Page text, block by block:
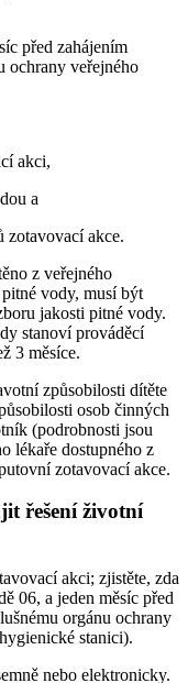
před zahájením
ochrany veřejného
akci,
a
zotavovací akce.
z veřejného
vody, musí být
jakosti pitné vody.
stanoví prováděcí
3 měsíce.
způsobilosti dítěte
osob činných
(podrobnosti jsou
lékaře dostupného z
zotavovací akce.
řešení životní
akci; zjistěte, zda
06, a jeden měsíc před
orgánu ochrany
stanici).
nebo elektronicky.